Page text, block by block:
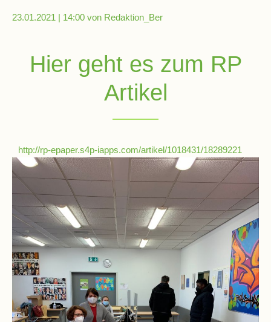
Übermittagsbetreuung
Schülervertretung
(SV)
Schulpflegschaft
Förderverein
23.01.2021 | 14:00 von Redaktion_Ber
Hier geht es zum RP
Artikel
http://rp-epaper.s4p-iapps.com/artikel/1018431/18289221